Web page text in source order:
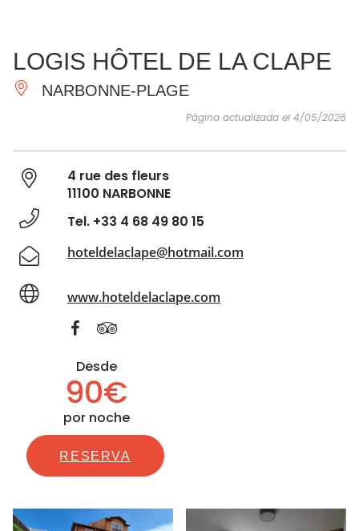
IMPRESCINDIBLES
HACER
INSPIRACIONES
LOGIS HÔTEL DE LA CLAPE
NARBONNE-PLAGE
Página actualizada el 4/05/2026
4 rue des fleurs
11100 NARBONNE
Tel. +33 4 68 49 80 15
hoteldelaclape@hotmail.com
www.hoteldelaclape.com
Desde
90€
por noche
RESERVA